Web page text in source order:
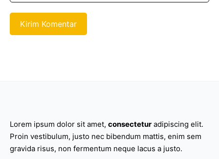
Lorem ipsum dolor sit amet, consectetur adipiscing elit.
Proin vestibulum, justo nec bibendum mattis, enim sem
gravida risus, non fermentum neque lacus a justo.